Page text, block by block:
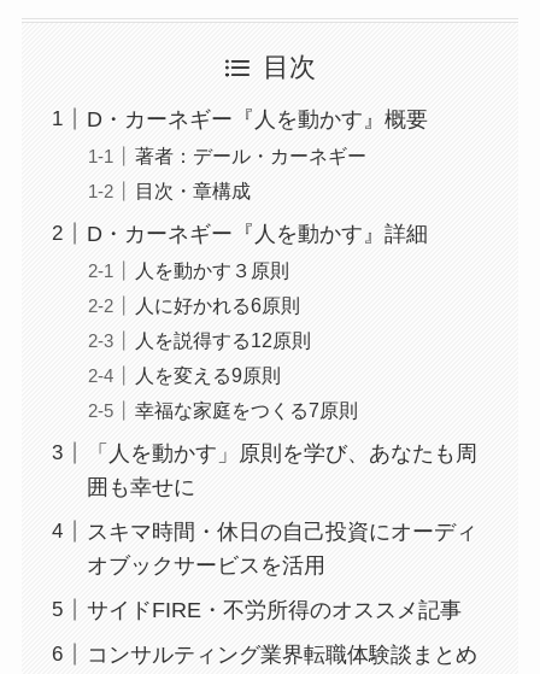
目次
D・カーネギー『人を動かす』概要
著者：デール・カーネギー
目次・章構成
D・カーネギー『人を動かす』詳細
人を動かす３原則
人に好かれる6原則
人を説得する12原則
人を変える9原則
幸福な家庭をつくる7原則
「人を動かす」原則を学び、あなたも周
囲も幸せに
スキマ時間・休日の自己投資にオーディ
オブックサービスを活用
サイドFIRE・不労所得のオススメ記事
コンサルティング業界転職体験談まとめ